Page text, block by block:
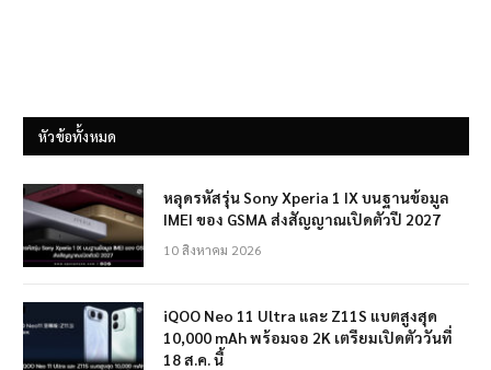
หัวข้อทั้งหมด
หลุดรหัสรุ่น Sony Xperia 1 IX บนฐานข้อมูล
IMEI ของ GSMA ส่งสัญญาณเปิดตัวปี 2027
10 สิงหาคม 2026
iQOO Neo 11 Ultra และ Z11S แบตสูงสุด
10,000 mAh พร้อมจอ 2K เตรียมเปิดตัววันที่
18 ส.ค. นี้